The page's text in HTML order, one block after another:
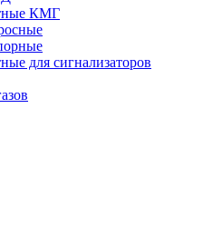
КМГ
для сигнализаторов